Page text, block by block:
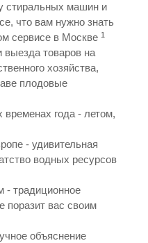
стиральных машин и
что вам нужно знать
сервисе в Москве 1
выезда товаров на
хозяйства,
плодовые
временах года - летом,
- удивительная
водных ресурсов
традиционное
поразит вас своим
объяснение